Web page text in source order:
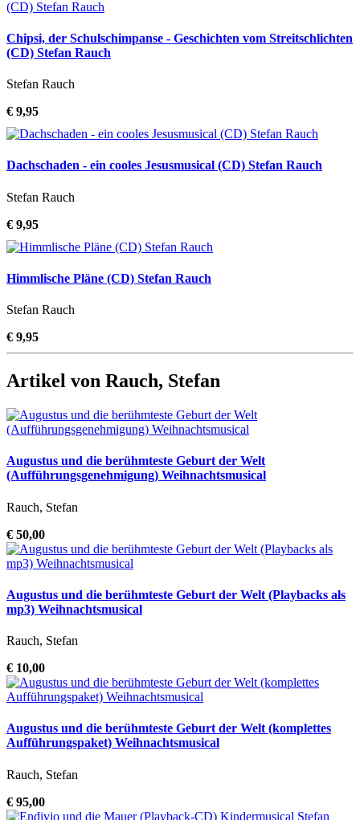
Chipsi, der Schulschimpanse - Geschichten vom Streitschlichten
(CD) Stefan Rauch
Stefan Rauch
€ 9,95
Dachschaden - ein cooles Jesusmusical (CD) Stefan Rauch
Stefan Rauch
€ 9,95
Himmlische Pläne (CD) Stefan Rauch
Stefan Rauch
€ 9,95
Artikel von Rauch, Stefan
Augustus und die berühmteste Geburt der Welt
(Aufführungsgenehmigung) Weihnachtsmusical
Rauch, Stefan
€ 50,00
Augustus und die berühmteste Geburt der Welt (Playbacks als
mp3) Weihnachtsmusical
Rauch, Stefan
€ 10,00
Augustus und die berühmteste Geburt der Welt (komplettes
Aufführungspaket) Weihnachtsmusical
Rauch, Stefan
€ 95,00